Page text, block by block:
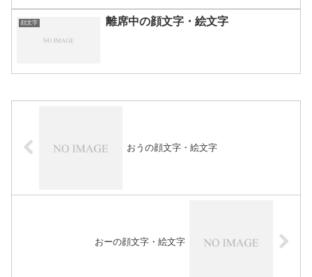
顔文字 離席中の顔文字・絵文字
おうの顔文字・絵文字
おーの顔文字・絵文字